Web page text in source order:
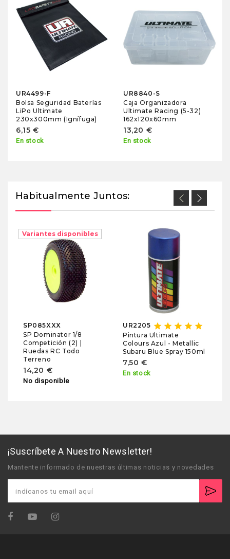
UR4499-F
Bolsa Seguridad Baterías
LiPo Ultimate
230x300mm (Ignífuga)
6,15 €
En stock
UR8840-S
Caja Organizadora
Ultimate Racing (5-32)
162x120x60mm
13,20 €
En stock
Habitualmente Juntos:
Variantes disponibles
SP085XXX
SP Dominator 1/8
Competición (2) |
Ruedas RC Todo
Terreno
14,20 €
No disponible
UR2205 star star star star star
Pintura Ultimate
Colours Azul - Metallic
Subaru Blue Spray 150ml
7,50 €
En stock
¡Suscríbete A Nuestro Newsletter!
Mantente informado de nuestras últimas noticias y novedades